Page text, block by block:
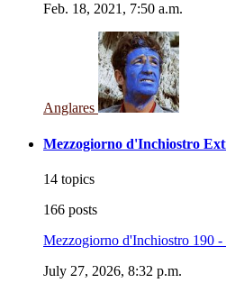
Feb. 18, 2021, 7:50 a.m.
Anglares
Mezzogiorno d'Inchiostro
14 topics
166 posts
Mezzogiorno d'Inchiostro 190
July 27, 2026, 8:32 p.m.